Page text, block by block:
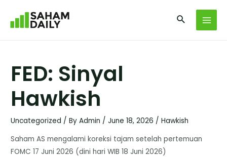
FED: Sinyal
Hawkish
Uncategorized / ByAdmin /June 18, 2026 /Hawkish
Saham AS mengalami koreksi tajam setelah pertemuan
FOMC 17 Juni 2026 (dini hari WIB 18 Juni 2026)